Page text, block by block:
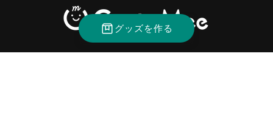
グッズを作る